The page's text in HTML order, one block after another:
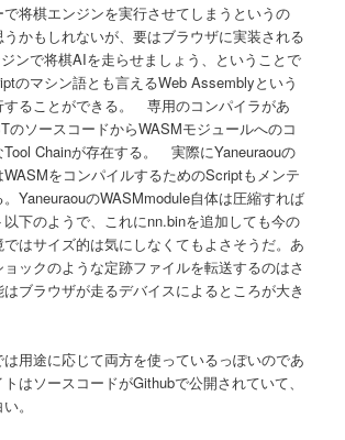
将棋エンジンを実行させてしまうというの
かもしれないが、要はブラウザに実装される
ンで将棋AIを走らせましょう、ということで
のマシン語とも言えるWeb Assemblyという
することができる。 専用のコンパイラがあ
のソースコードからWASMモジュールへのコ
Tool Chainが存在する。 実際にYaneuraouの
をコンパイルするためのScriptもメンテ
YaneuraouのWASMmodule自体は圧縮すれば
以下のようで、これにnn.binを追加しても今の
はサイズ的は気にしなくてもよさそうだ。あ
ックのような定跡ファイルを転送するのはさ
ブラウザが走るデバイスによるところが大き
用途に応じて両方を使っているっぽいのであ
はソースコードがGithubで公開されていて、
。